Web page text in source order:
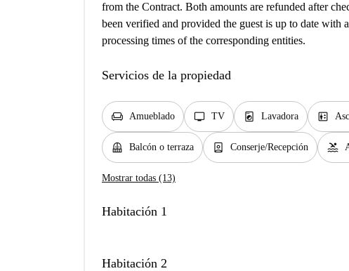
from the Contract. Both amounts are refunded after
been verified and provided the guest is up to date with
processing times of the corresponding entities.
Servicios de la propiedad
chair Amueblado tv TV local_laundry_service Lavadora elevator
balcony Balcón o terraza person_book Conserje/Recepción pool
Mostrar todas (13)
Habitación 1
Habitación 2